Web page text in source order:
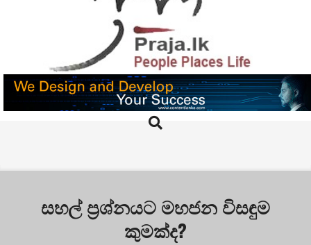
PRAJA.LK
Search
සහල් ප්‍රශ්නයට මහජන විසඳුම
කුමක්ද?